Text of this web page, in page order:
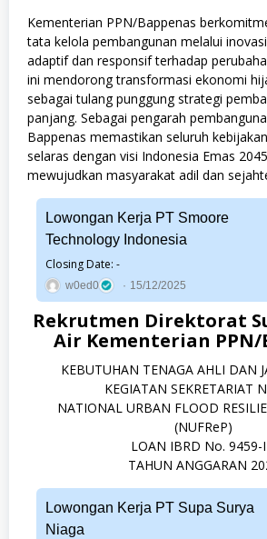
Kementerian PPN/Bappenas
tata kelola pembangunan melalui
adaptif dan responsif terhadap
ini mendorong transformasi ekonomi
sebagai tulang punggung strategi
panjang. Sebagai pengarah
Bappenas memastikan seluruh
selaras dengan visi Indonesia Emas
mewujudkan masyarakat adil dan
Lowongan Kerja PT Smoore
Technology Indonesia
Closing Date: -
w0ed0 15/12/2025
Rekrutmen Direktorat
Air Kementerian PPN/
KEBUTUHAN TENAGA AHLI DAN
KEGIATAN SEKRETARIAT
NATIONAL URBAN FLOOD
(NUFReP)
LOAN IBRD No. 9459-
TAHUN ANGGARAN
Lowongan Kerja PT Supa Surya
Niaga